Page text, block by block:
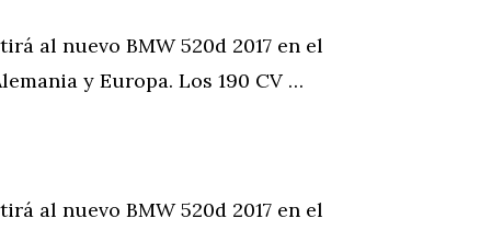
al nuevo BMW 520d 2017 en el
y Europa. Los 190 CV …
al nuevo BMW 520d 2017 en el